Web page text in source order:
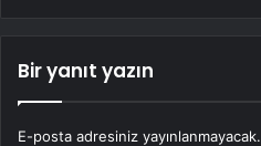
Bir yanıt yazın
E-posta adresiniz yayınlanmayacak.